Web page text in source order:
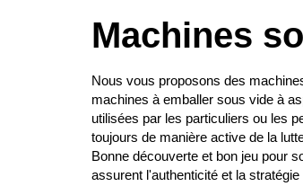
Machines
Nous vous proposons des
machines à emballer sous vide à
utilisées par les particuliers ou les
toujours de manière active de la
Bonne découverte et bon jeu pour
assurent l'authenticité et la